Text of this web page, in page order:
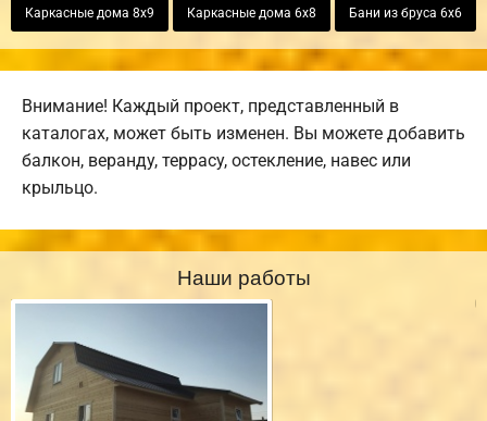
Каркасные дома 8х9 Каркасные дома 6х8 Бани из бруса 6х6
Внимание! Каждый проект, представленный в
каталогах, может быть изменен. Вы можете добавить
балкон, веранду, террасу, остекление, навес или
крыльцо.
Наши работы